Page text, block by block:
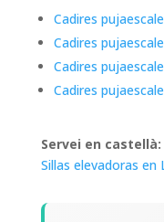
Cadires
Cadires
Cadires
Cadires
Servei en castellà:
Sillas elevadoras en